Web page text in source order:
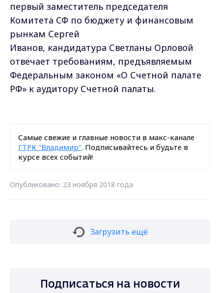
первый заместитель председателя
Комитета СФ по бюджету и финансовым
рынкам Сергей
Иванов, кандидатура Светланы Орловой
отвечает требованиям, предъявляемым
Федеральным законом «О Счетной палате
РФ» к аудитору Счетной палаты.
Самые свежие и главные новости в макс-канале
ГТРК "Владимир". Подписывайтесь и будьте в
курсе всех событий!
Опубликовано: 23 ноября 2018 года
Загрузить ещё
Подписаться на новости